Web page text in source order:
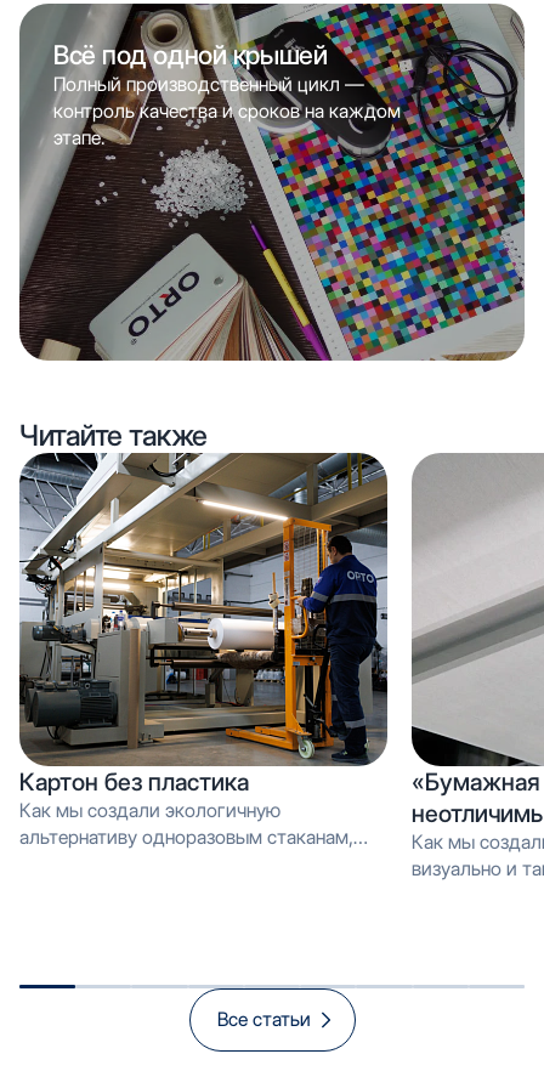
Всё под одной крышей
Полный производственный цикл —
контроль качества и сроков на каждом
этапе.
Читайте также
Картон без пластика
Как мы создали экологичную
альтернативу одноразовым стаканам,
«Бумажная
Как мы
визуально и тактильно неотличимое от
Все статьи